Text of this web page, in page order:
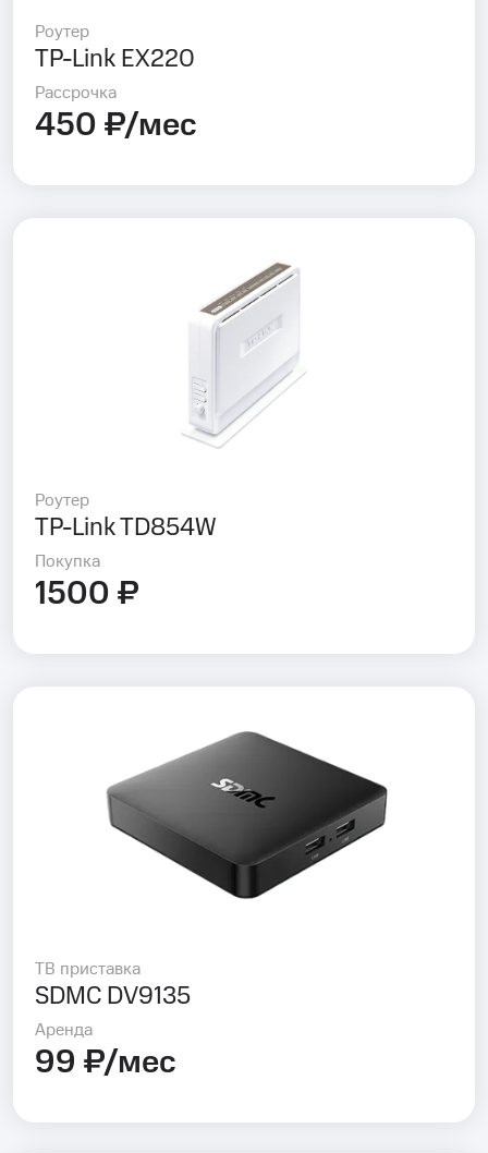
Роутер
TP-Link EX220
Рассрочка
450 ₽/мес
Роутер
TP-Link TD854W
Покупка
1500 ₽
ТВ приставка
SDMC DV9135
Аренда
99 ₽/мес